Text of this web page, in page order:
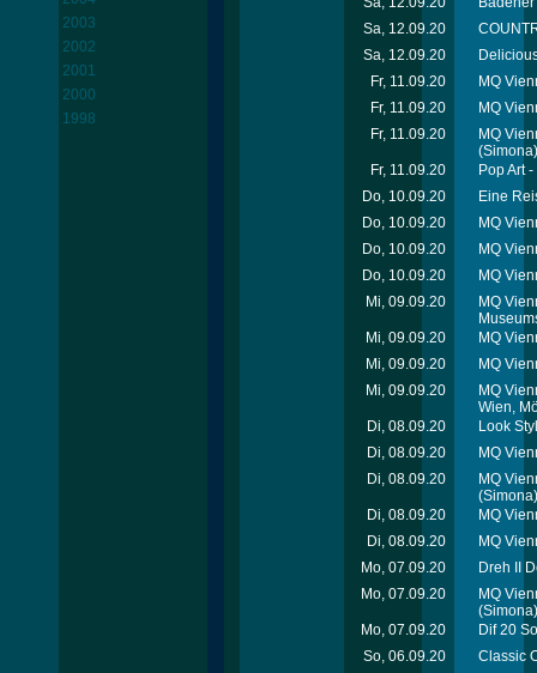
2003
2002
2001
2000
1998
Sa, 12.09.20
Sa, 12.09.20
Fr, 11.09.20
MQ
Fr, 11.09.20
MQ
Fr, 11.09.20
MQ
(Simona)
Fr, 11.09.20
Pop Art
Do, 10.09.20
Eine
Do, 10.09.20
MQ
Do, 10.09.20
MQ
Do, 10.09.20
MQ
Mi, 09.09.20
MQ
Mi, 09.09.20
MQ
Mi, 09.09.20
MQ
Mi, 09.09.20
MQ
Wien,
Di, 08.09.20
Look
Di, 08.09.20
MQ
Di, 08.09.20
MQ
(Simona)
Di, 08.09.20
MQ
Di, 08.09.20
MQ
Mo, 07.09.20
Dreh II
Mo, 07.09.20
MQ
(Simona)
Mo, 07.09.20
Dif 20
So, 06.09.20
Classic